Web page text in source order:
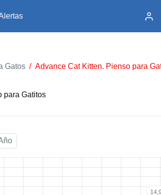
Gatos / Advance Cat Kitten. Pienso para
para Gatitos